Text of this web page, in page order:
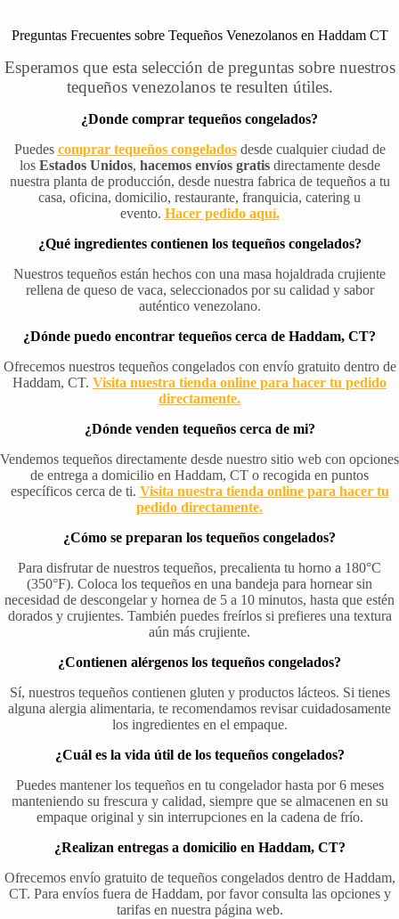
Preguntas Frecuentes sobre Tequeños Venezolanos en Haddam CT
Esperamos que esta selección de preguntas sobre nuestros
tequeños venezolanos te resulten útiles.
¿Donde comprar tequeños congelados?
Puedes comprar tequeños congelados desde cualquier ciudad de
los Estados Unidos, hacemos envíos gratisdirectamente desde
nuestra planta de producción, desde nuestra fabrica de tequeños a tu
casa, oficina, domicilio, restaurante, franquicia, catering u
evento. Hacer pedido aquí.
¿Qué ingredientes contienen los tequeños congelados?
Nuestros tequeños están hechos con una masa hojaldrada crujiente
rellena de queso de vaca, seleccionados por su calidad y sabor
auténtico venezolano.
¿Dónde puedo encontrar tequeños cerca de Haddam, CT?
Ofrecemos nuestros tequeños congelados con envío gratuito dentro de
Haddam, CT. Visita nuestra tienda online para hacer tu pedido
directamente.
¿Dónde venden tequeños cerca de mi?
Vendemos tequeños directamente desde nuestro sitio web con opciones
de entrega a domicilio en Haddam, CT o recogida en puntos
específicos cerca de ti. Visita nuestra tienda online para hacer tu
pedido directamente.
¿Cómo se preparan los tequeños congelados?
Para disfrutar de nuestros tequeños, precalienta tu horno a 180°C
(350°F). Coloca los tequeños en una bandeja para hornear sin
necesidad de descongelar y hornea de 5 a 10 minutos, hasta que estén
dorados y crujientes. También puedes freírlos si prefieres una textura
aún más crujiente.
¿Contienen alérgenos los tequeños congelados?
Sí, nuestros tequeños contienen gluten y productos lácteos. Si tienes
alguna alergia alimentaria, te recomendamos revisar cuidadosamente
los ingredientes en el empaque.
¿Cuál es la vida útil de los tequeños congelados?
Puedes mantener los tequeños en tu congelador hasta por 6 meses
manteniendo su frescura y calidad, siempre que se almacenen en su
empaque original y sin interrupciones en la cadena de frío.
¿Realizan entregas a domicilio en Haddam, CT?
Ofrecemos envío gratuito de tequeños congelados dentro de Haddam,
CT. Para envíos fuera de Haddam, por favor consulta las opciones y
tarifas en nuestra página web.